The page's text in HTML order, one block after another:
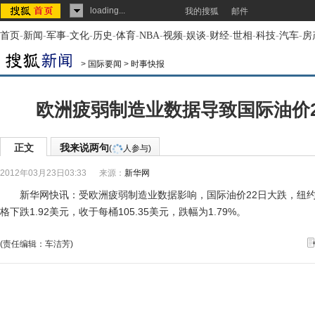
loading... 我的搜狐 邮件
首页-新闻-军事-文化-历史-体育-NBA-视频-娱谈-财经-世相-科技-汽车-房
> 国际要闻 > 时事快报
欧洲疲弱制造业数据导致国际油
正文 我来说两句( 人参与)
2012年03月23日03:33 来源： 新华网
新华网快讯：受欧洲疲弱制造业数据影响，国际油价22日大跌，纽
格下跌1.92美元，收于每桶105.35美元，跌幅为1.79%。
(责任编辑：车洁芳)